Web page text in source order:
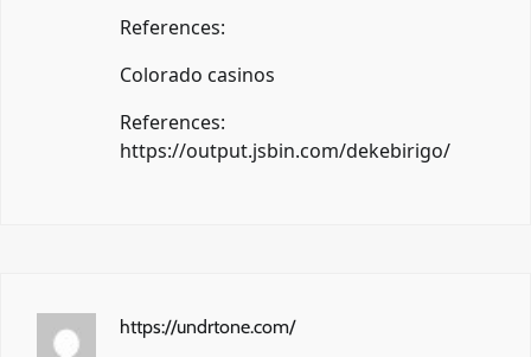
References:
Colorado casinos
References:
https://output.jsbin.com/dekebirigo/
https://undrtone.com/